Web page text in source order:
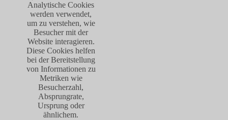
Analytische Cookies
werden verwendet,
um zu verstehen, wie
Besucher mit der
Website interagieren.
Diese Cookies helfen
bei der Bereitstellung
von Informationen zu
Metriken wie
Besucherzahl,
Absprungrate,
Ursprung oder
ähnlichem.